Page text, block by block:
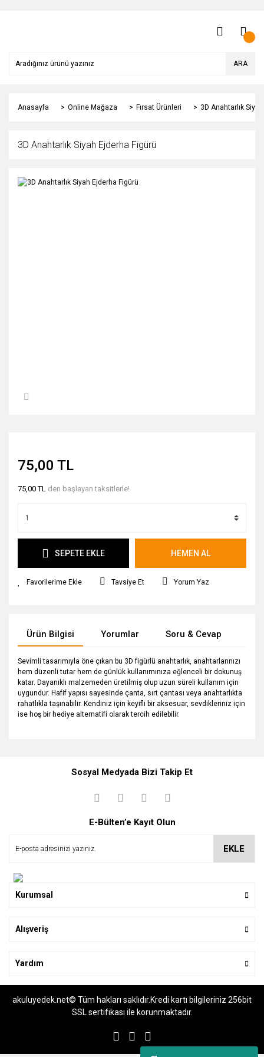
ARA
Anasayfa Online Mağaza Fırsat Ürünleri 3D Anahtarlık
3D Anahtarlık Siyah Ejderha Figürü
75,00 TL
75,00 TL den başlayan taksitlerle!
SEPETE EKLE HEMEN AL
Tavsiye Et Yorum Yaz
Ürün Bilgisi Yorumlar Soru & Cevap
Sevimli tasarımıyla öne çıkan bu 3D figürlü anahtarlık, anahtarlarınızı
hem düzenli tutar hem de günlük kullanımınıza eğlenceli bir dokunuş
katar. Dayanıklı malzemeden üretilmiş olup uzun süreli kullanım için
uygundur. Hafif yapısı sayesinde çanta, sırt çantası veya anahtarlıkta
rahatlıkla taşınabilir. Kendiniz için keyifli bir aksesuar, sevdikleriniz için
ise hoş bir hediye alternatifi olarak tercih edilebilir.
Sosyal Medyada Bizi Takip Et
E-Bülten’e Kayıt Olun
EKLE
Kurumsal
Alışveriş
Yardım
akuluyedek.net© Tüm hakları saklıdır.Kredi kartı bilgileriniz 256bit
SSL sertifikası ile korunmaktadır.